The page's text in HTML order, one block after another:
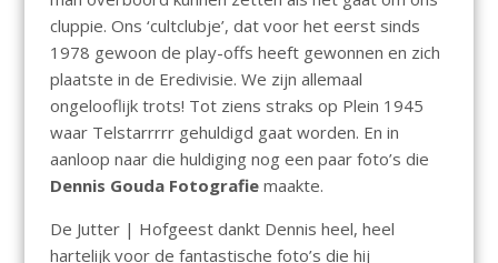
cluppie. Ons ‘cultclubje’, dat voor het eerst sinds
1978 gewoon de play-offs heeft gewonnen en zich
plaatste in de Eredivisie. We zijn allemaal
ongelooflijk trots! Tot ziens straks op Plein 1945
waar Telstarrrrr gehuldigd gaat worden. En in
aanloop naar die huldiging nog een paar foto’s die
Dennis Gouda Fotografiemaakte.
De Jutter | Hofgeest dankt Dennis heel, heel
hartelijk voor de fantastische foto’s die hij